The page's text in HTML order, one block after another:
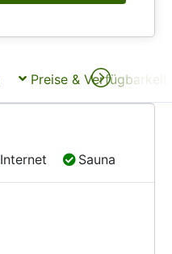
Preise & Verfügbarkeit
Internet
Internet Sauna
Sauna